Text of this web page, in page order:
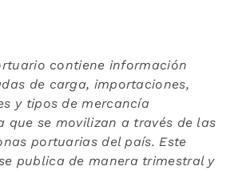
contiene información
de carga, importaciones,
y tipos de mercancía
que se movilizan a través de las
portuarias del país. Este
publica de manera trimestral y